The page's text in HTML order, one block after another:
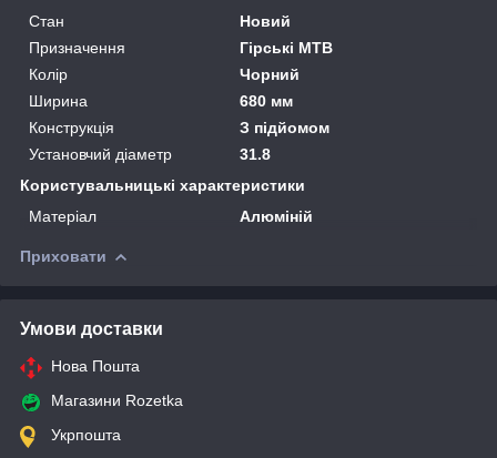
Стан
Новий
Призначення
Гірські MTB
Колір
Чорний
Ширина
680 мм
Конструкція
З підйомом
Установчий діаметр
31.8
Користувальницькі характеристики
Матеріал
Алюміній
Приховати
Умови доставки
Нова Пошта
Магазини Rozetka
Укрпошта